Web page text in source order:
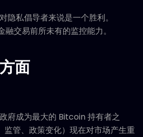
隐私倡导者来说是一个胜利。
交易前所未有的监控能力。
面
府成为最大的 Bitcoin 持有者之
监管、政策变化）现在对市场产生重